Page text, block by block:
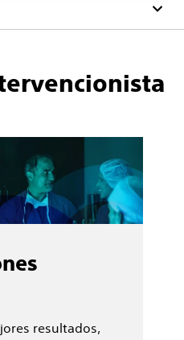
resultados,